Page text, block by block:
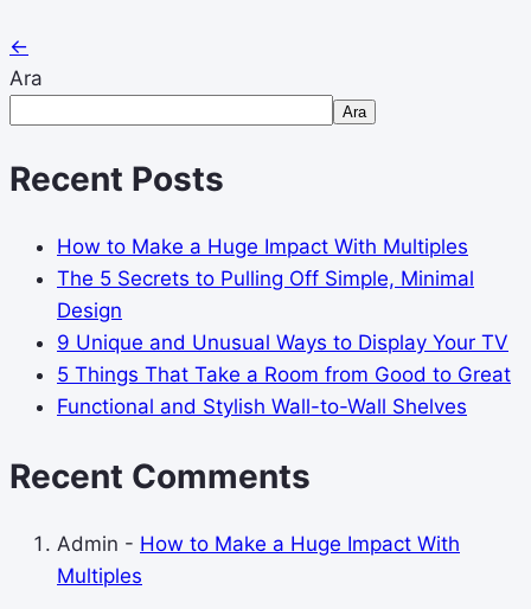
←
Ara
Ara
Recent Posts
How to Make a Huge Impact With Multiples
The 5 Secrets to Pulling Off Simple, Minimal
Design
9 Unique and Unusual Ways to Display Your TV
5 Things That Take a Room from Good to Great
Functional and Stylish Wall-to-Wall Shelves
Recent Comments
Admin - How to Make a Huge Impact With
Multiples